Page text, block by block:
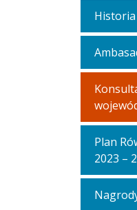
Historia
Plan
2023 –